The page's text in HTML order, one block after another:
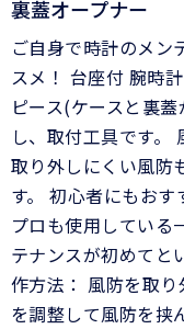
裏蓋オープナー
ご自身で時計のメン
スメ！ 台座付 腕時
ピース(ケースと裏
し、取付工具です。
取り外しにくい風防
す。 初心者にもおす
プロも使用している
テナンスが初めてと
作方法： 風防を取
を調整して風防を挟